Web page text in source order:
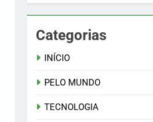
Categorias
INÍCIO
PELO MUNDO
TECNOLOGIA